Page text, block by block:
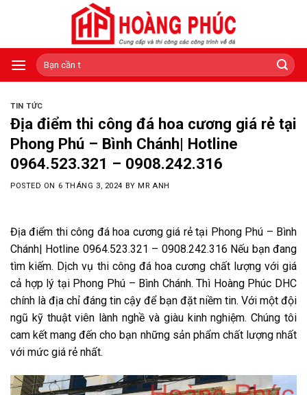
Tìm
kiếm:
TIN TỨC
Địa điểm thi công đá hoa cương giá rẻ tại
Phong Phú – Bình Chánh| Hotline
0964.523.321 – 0908.242.316
POSTED ON 6 THÁNG 3, 2024 BYMR ANH
Địa điểm thi công đá hoa cương giá rẻ tại Phong Phú – Bình
Chánh| Hotline 0964.523.321 – 0908.242.316 Nếu bạn đang
tìm kiếm. Dịch vụ thi công đá hoa cương chất lượng với giá
cả hợp lý tại Phong Phú – Bình Chánh. Thì Hoàng Phúc DHC
chính là địa chỉ đáng tin cậy để bạn đặt niềm tin. Với một đội
ngũ kỹ thuật viên lành nghề và giàu kinh nghiệm. Chúng tôi
cam kết mang đến cho bạn những sản phẩm chất lượng nhất
với mức giá rẻ nhất.